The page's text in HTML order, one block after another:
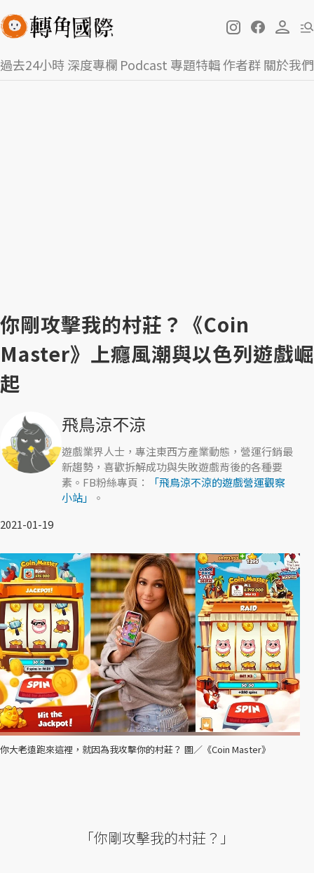
過去24小時深度專欄 Podcast 專題特輯作者群關於我們
你剛攻擊我的村莊？《Coin
Master》上癮風潮與以色列遊戲崛
起
飛鳥涼不涼
遊戲業界人士，專注東西方產業動態，營運行銷最
新趨勢，喜歡拆解成功與失敗遊戲背後的各種要
素。FB粉絲專頁：
「飛鳥涼不涼的遊戲營運觀察
小站」
。
2021-01-19
你大老遠跑來這裡，就因為我攻擊你的村莊？ 圖／《Coin Master》
「你剛攻擊我的村莊？」